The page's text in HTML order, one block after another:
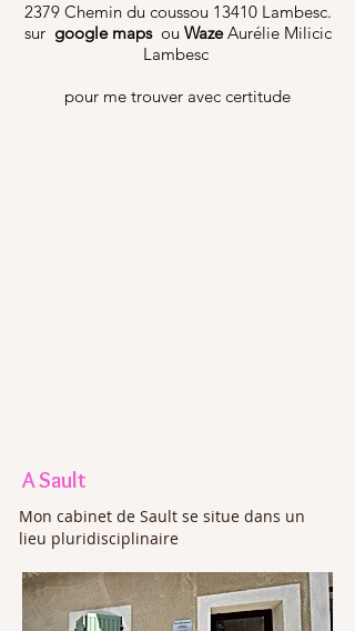
2379 Chemin du coussou 13410 Lambesc.
sur google mapsou WazeAurélie Milicic
Lambesc
pour me trouver avec certitude
A Sault
Mon cabinet de Sault se situe dans un
lieu pluridisciplinaire